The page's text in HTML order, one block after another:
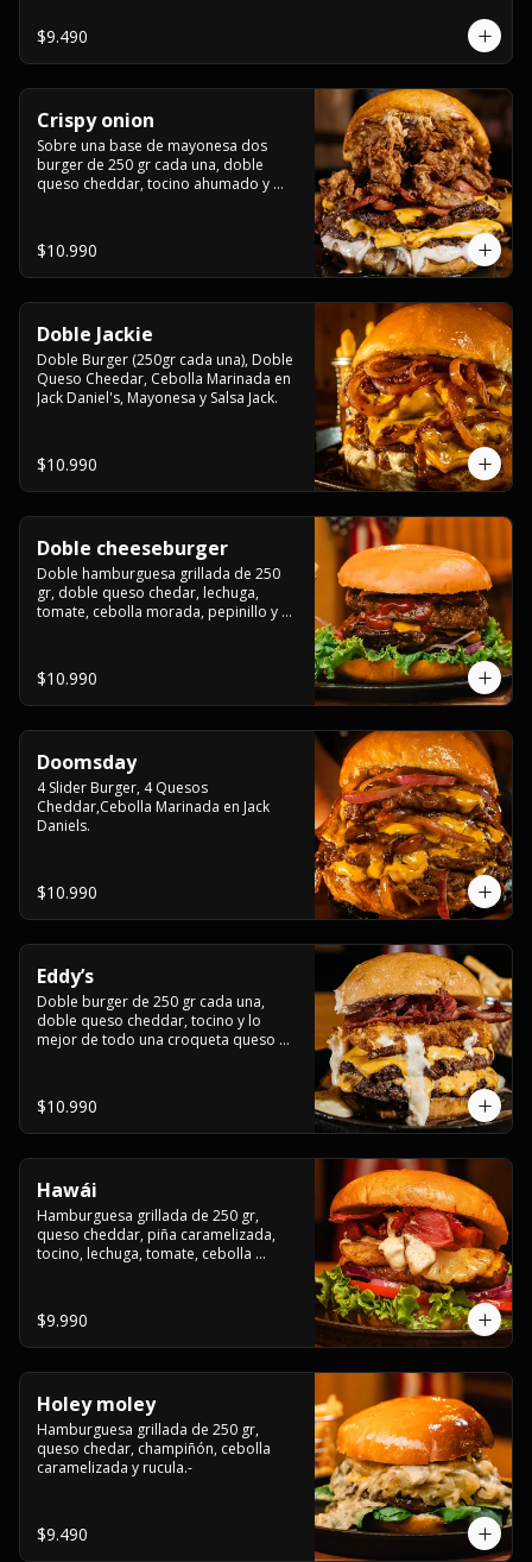
$9.490
Crispy onion
Sobre una base de mayonesa dos
burger de 250 gr cada una, doble
queso cheddar, tocino ahumado y
$10.990
Doble Jackie
Doble Burger (250gr cada una), Doble
Queso Cheedar, Cebolla Marinada en
Jack Daniel's, Mayonesa y Salsa Jack.
$10.990
Doble cheeseburger
Doble hamburguesa grillada de 250
gr, doble queso chedar, lechuga,
tomate, cebolla morada, pepinillo y
$10.990
Doomsday
4 Slider Burger, 4 Quesos
Cheddar,Cebolla Marinada en Jack
Daniels.
$10.990
Eddy’s
Doble burger de 250 gr cada una,
doble queso cheddar, tocino y lo
mejor de todo una croqueta queso
$10.990
Hawái
Hamburguesa grillada de 250 gr,
queso cheddar, piña caramelizada,
tocino, lechuga, tomate, cebolla
$9.990
Holey moley
Hamburguesa grillada de 250 gr,
queso chedar, champiñón, cebolla
caramelizada y rucula.-
$9.490